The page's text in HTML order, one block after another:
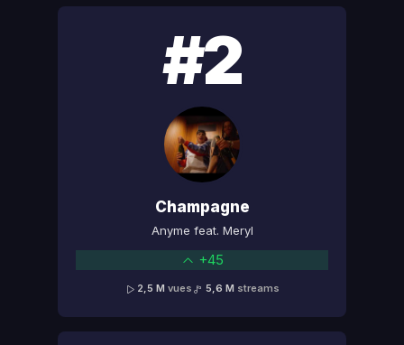
#2
Champagne
Anyme feat. Meryl
+45
2,5 M vues 5,6 M streams